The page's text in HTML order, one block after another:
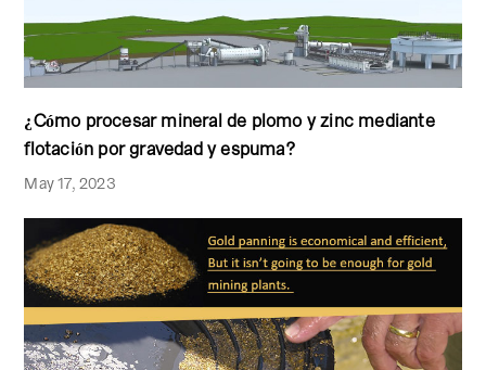
¿Cómo procesar mineral de plomo y zinc mediante
flotación por gravedad y espuma?
May 17, 2023